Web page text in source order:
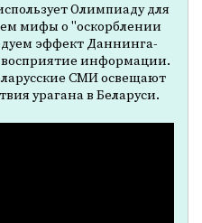
Олимпиаду для
мифы о "оскорблении
эффект Даннинга-
информации.
СМИ освещают
урагана в Беларуси.